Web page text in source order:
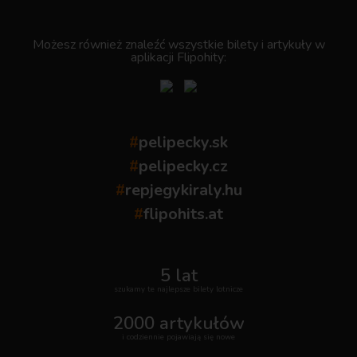
Możesz również znaleźć wszystkie bilety i artykuły w
aplikacji Flipohity:
#pelipecky.sk
#pelipecky.cz
#repjegykiraly.hu
#flipohits.at
5 lat
szukamy te najlepsze bilety lotnicze
2000 artykułów
i codziennie pojawiają się nowe